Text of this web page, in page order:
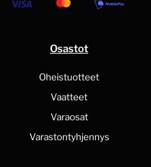
Osastot
Oheistuotteet
Vaatteet
Varaosat
Varastontyhjennys